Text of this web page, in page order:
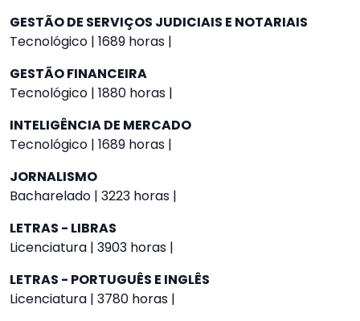
GESTÃO DE SERVIÇOS JUDICIAIS E NOTARIAIS
Tecnológico | 1689 horas |
GESTÃO FINANCEIRA
Tecnológico | 1880 horas |
INTELIGÊNCIA DE MERCADO
Tecnológico | 1689 horas |
JORNALISMO
Bacharelado | 3223 horas |
LETRAS - LIBRAS
Licenciatura | 3903 horas |
LETRAS - PORTUGUÊS E INGLÊS
Licenciatura | 3780 horas |